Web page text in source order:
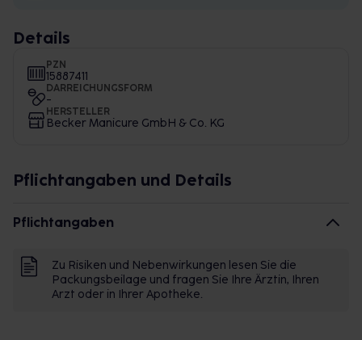
Details
PZN
15887411
DARREICHUNGSFORM
-
HERSTELLER
Becker Manicure GmbH & Co. KG
Pflichtangaben und Details
Pflichtangaben
Zu Risiken und Nebenwirkungen lesen Sie die
Packungsbeilage und fragen Sie Ihre Ärztin, Ihren
Arzt oder in Ihrer Apotheke.